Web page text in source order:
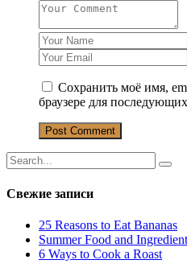
Сохранить моё имя,
браузере для
Свежие записи
25 Reasons to Eat Bananas
Summer Food and
6 Ways to Cook a Roast